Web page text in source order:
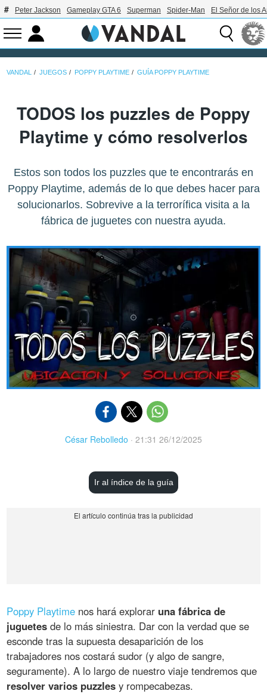
Peter Jackson Gameplay GTA 6 Superman Spider-Man El Señor de los
VANDAL JUEGOS POPPY PLAYTIME GUÍA POPPY PLAYTIME
TODOS los puzzles de Poppy
Playtime y cómo resolverlos
Estos son todos los puzzles que te encontrarás en
Poppy Playtime, además de lo que debes hacer para
solucionarlos. Sobrevive a la terrorífica visita a la
fábrica de juguetes con nuestra ayuda.
César Rebolledo · 21:31 26/12/2025
Ir al índice de la guía
Poppy Playtime nos hará explorar una fábrica de
juguetes de lo más siniestra. Dar con la verdad que se
esconde tras la supuesta desaparición de los
trabajadores nos costará sudor (y algo de sangre,
seguramente). A lo largo de nuestro viaje tendremos que
resolver varios puzzles y rompecabezas.